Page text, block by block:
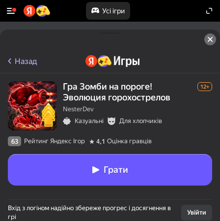
Усі ігри
Назад
Гра Зомби на пороге!
Эволюция горохострелов
12+
NesterDev
Казуальні
Для хлопчиків
63 Рейтинг Яндекс Ігор 4,1 Оцінка гравців
Грати
Вхід з логіном надійно збереже прогрес і досягнення в
грі
Увійти